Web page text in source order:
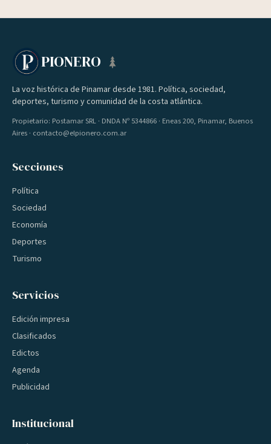
PIONERO
La voz histórica de Pinamar desde 1981. Política, sociedad,
deportes, turismo y comunidad de la costa atlántica.
Propietario: Postamar SRL · DNDA Nº 5344866 · Eneas 200, Pinamar, Buenos
Aires · contacto@elpionero.com.ar
Secciones
Política
Sociedad
Economía
Deportes
Turismo
Servicios
Edición impresa
Clasificados
Edictos
Agenda
Publicidad
Institucional